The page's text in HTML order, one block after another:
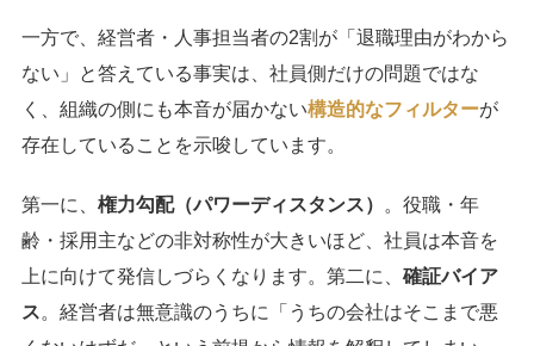
一方で、経営者・人事担当者の2割が「退職理由がわから
ない」と答えている事実は、社員側だけの問題ではな
く、組織の側にも本音が届かない構造的なフィルターが
存在していることを示唆しています。
第一に、 権力勾配（パワーディスタンス）
。役職・年
齢・採用主などの非対称性が大きいほど、社員は本音を
上に向けて発信しづらくなります。第二に、 確証バイア
ス。経営者は無意識のうちに「うちの会社はそこまで悪